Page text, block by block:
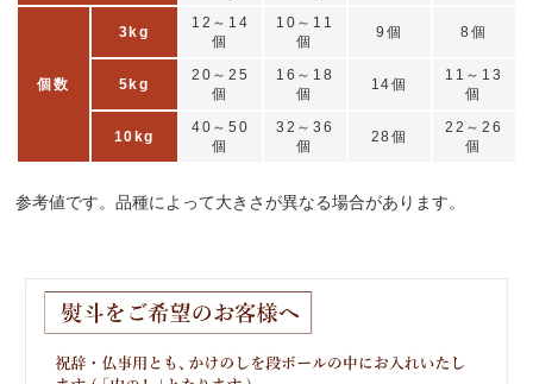
個数
3kg
12～14
個
10～11
個
9個 8個
5kg
20～25
個
16～18
個
14個
11～13
個
10kg
40～50
個
32～36
個
28個
22～26
個
参考値です。品種によって大きさが異なる場合があります。